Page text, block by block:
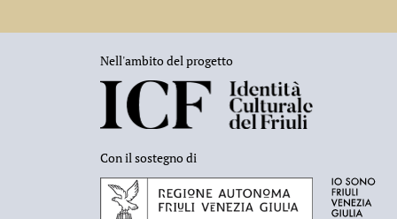
Nell'ambito del progetto
Con il sostegno di